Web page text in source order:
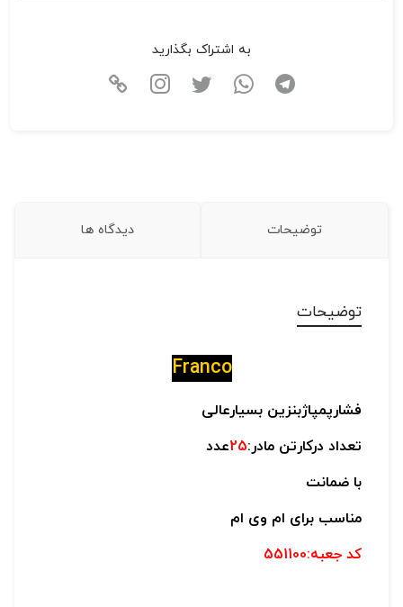
به اشتراک بگذارید
توضیحات دیدگاه ها
توضیحات
Franco
فشارپمپاژبنزین بسیارعالی
تعداد درکارتن مادر:25عدد
با ضمانت
مناسب برای ام وی ام
کد جعبه:551100